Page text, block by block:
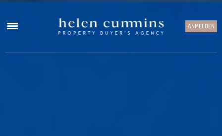
ANMELDEN